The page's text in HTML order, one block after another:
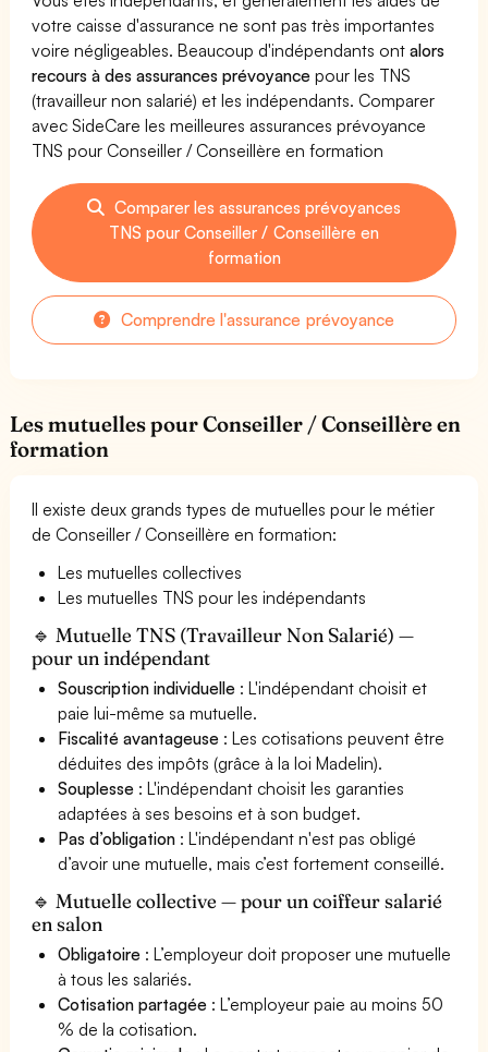
votre caisse d'assurance ne sont pas très importantes
voire négligeables. Beaucoup d'indépendants ontalors
recours à des assurances prévoyance pour les TNS
(travailleur non salarié) et les indépendants. Comparer
avec SideCare les meilleures assurances prévoyance
TNS pour Conseiller / Conseillère en formation
Comparer les assurances prévoyances
TNS pour Conseiller / Conseillère en
formation
Comprendre l'assurance prévoyance
Les mutuelles pour Conseiller / Conseillère en
formation
Il existe deux grands types de mutuelles pour le métier
de Conseiller / Conseillère en formation:
Les mutuelles collectives
Les mutuelles TNS pour les indépendants
🔹 Mutuelle TNS (Travailleur Non Salarié) —
pour un indépendant
Souscription individuelle : L'indépendant choisit et
paie lui-même sa mutuelle.
Fiscalité avantageuse : Les cotisations peuvent être
déduites des impôts (grâce à la loi Madelin).
Souplesse : L'indépendant choisit les garanties
adaptées à ses besoins et à son budget.
Pas d’obligation : L'indépendant n'est pas obligé
d’avoir une mutuelle, mais c’est fortement conseillé.
🔹 Mutuelle collective — pour un coiffeur salarié
en salon
Obligatoire : L’employeur doit proposer une mutuelle
à tous les salariés.
Cotisation partagée : L’employeur paie au moins 50
% de la cotisation.